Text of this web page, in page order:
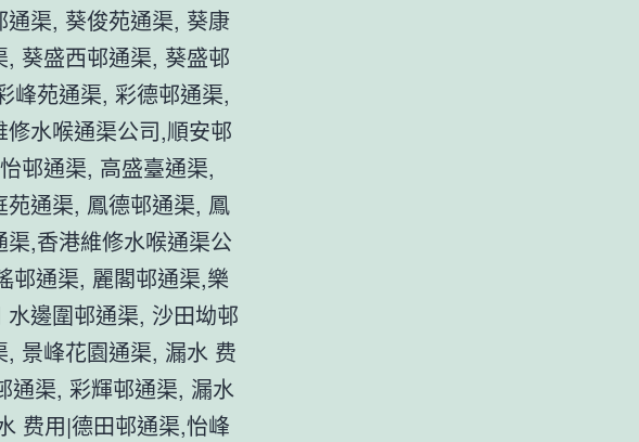
渠, 葵俊苑通渠, 葵康
葵盛西邨通渠, 葵盛邨
峰苑通渠, 彩德邨通渠,
水喉通渠公司,順安邨
邨通渠, 高盛臺通渠,
通渠, 鳳德邨通渠, 鳳
,香港維修水喉通渠公
邨通渠, 麗閣邨通渠,樂
邊圍邨通渠, 沙田坳邨
景峰花園通渠, 漏水 费
通渠, 彩輝邨通渠, 漏水
费用|德田邨通渠,怡峰